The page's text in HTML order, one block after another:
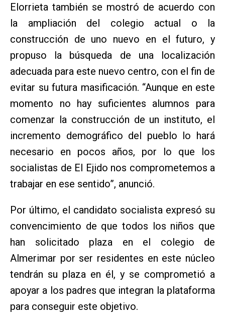
Elorrieta también se mostró de acuerdo con
la ampliación del colegio actual o la
construcción de uno nuevo en el futuro, y
propuso la búsqueda de una localización
adecuada para este nuevo centro, con el fin de
evitar su futura masificación. “Aunque en este
momento no hay suficientes alumnos para
comenzar la construcción de un instituto, el
incremento demográfico del pueblo lo hará
necesario en pocos años, por lo que los
socialistas de El Ejido nos comprometemos a
trabajar en ese sentido”, anunció.
Por último, el candidato socialista expresó su
convencimiento de que todos los niños que
han solicitado plaza en el colegio de
Almerimar por ser residentes en este núcleo
tendrán su plaza en él, y se comprometió a
apoyar a los padres que integran la plataforma
para conseguir este objetivo.